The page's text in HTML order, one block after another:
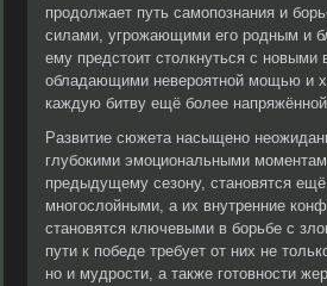
продолжает путь самопознания и
силами, угрожающими его родным и
ему предстоит столкнуться с новыми
обладающими невероятной мощью и
каждую битву ещё более
Развитие сюжета насыщено
глубокими эмоциональными
предыдущему сезону, становятся
многослойными, а их внутренние
становятся ключевыми в борьбе с
пути к победе требует от них не
но и мудрости, а также готовности